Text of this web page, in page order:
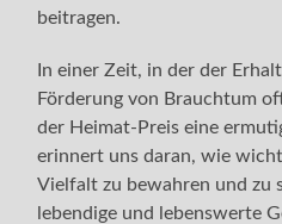
beitragen.
In einer Zeit, in der der
Förderung von Brauchtum
der Heimat-Preis eine
erinnert uns daran, wie
Vielfalt zu bewahren und zu
lebendige und lebenswerte